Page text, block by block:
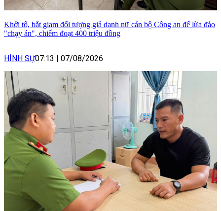
Khởi tố, bắt giam đối tượng giả danh nữ cán bộ Công an để lừa đảo
"chạy án", chiếm đoạt 400 triệu đồng
HÌNH SỰ07:13 | 07/08/2026